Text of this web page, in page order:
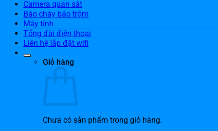
Camera quan sát
Báo cháy báo trộm
Máy tính
Tổng đài điện thoại
Liên hệ lắp đặt wifi
Giỏ hàng
Chưa có sản phẩm trong giỏ hàng.